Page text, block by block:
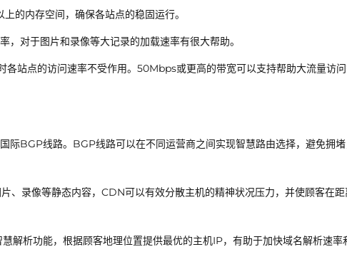
的内存空间，确保各站点的稳固运行。
对于图片和录像等大记录的加载速率有很大帮助。
各站点的访问速率不受作用。50Mbps或更高的带宽可以支持帮助大流量访
际BGP线路。BGP线路可以在不同运营商之间实现智慧路由选择，避免拥
、录像等静态内容，CDN可以有效分散主机的精神状况压力，并使顾客在
解析功能，根据顾客地理位置提供最优的主机IP，有助于加快域名解析速率